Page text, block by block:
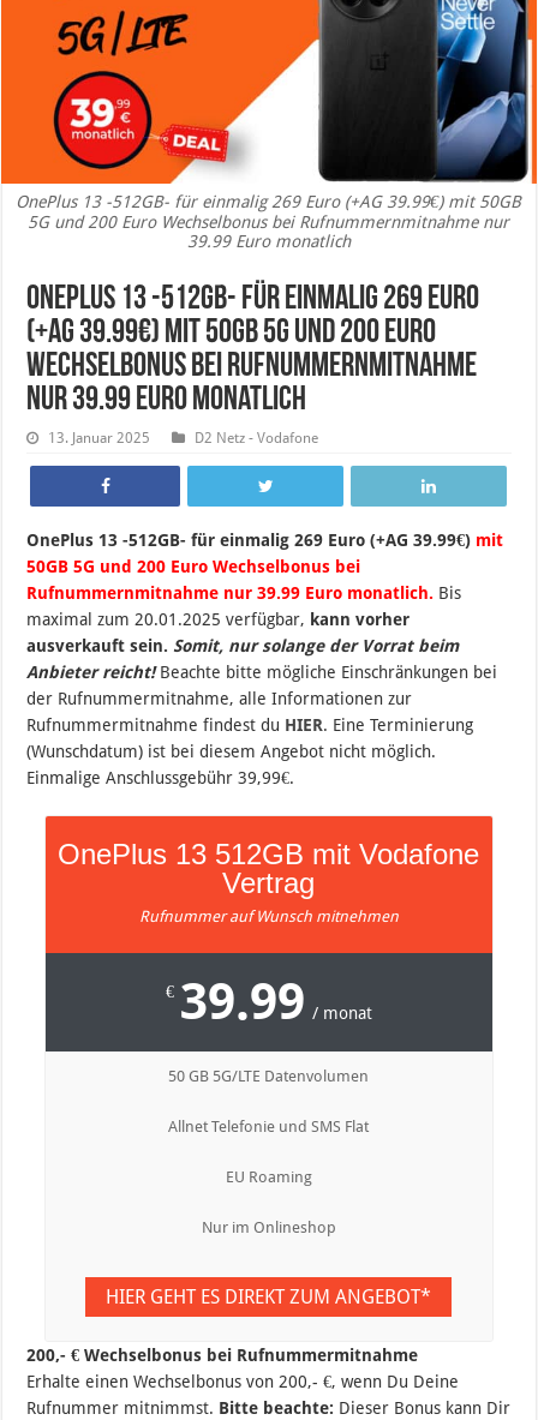
OnePlus 13 -512GB- für einmalig 269 Euro (+AG 39.99€) mit 50GB
5G und 200 Euro Wechselbonus bei Rufnummernmitnahme nur
39.99 Euro monatlich
OnePlus 13 -512GB- für einmalig 269 Euro
(+AG 39.99€) mit 50GB 5G und 200 Euro
Wechselbonus bei Rufnummernmitnahme
nur 39.99 Euro monatlich
13. Januar 2025 D2 Netz - Vodafone
OnePlus 13 -512GB- für einmalig 269 Euro (+AG 39.99€) mit
50GB 5G und 200 Euro Wechselbonus bei
Rufnummernmitnahme nur 39.99 Euro monatlich. Bis
maximal zum 20.01.2025 verfügbar, kann vorher
ausverkauft sein. Somit, nur solange der Vorrat beim
Anbieter reicht!Beachte bitte mögliche Einschränkungen bei
der Rufnummermitnahme, alle Informationen zur
Rufnummermitnahme findest du HIER. Eine Terminierung
(Wunschdatum) ist bei diesem Angebot nicht möglich.
Einmalige Anschlussgebühr 39,99€.
OnePlus 13 512GB mit Vodafone
Vertrag
Rufnummer auf Wunsch mitnehmen
€ 39.99 / monat
50 GB 5G/LTE Datenvolumen
Allnet Telefonie und SMS Flat
EU Roaming
Nur im Onlineshop
HIER GEHT ES DIREKT ZUM ANGEBOT*
200,- € Wechselbonus bei Rufnummermitnahme
Erhalte einen Wechselbonus von 200,- €, wenn Du Deine
Rufnummer mitnimmst. Bitte beachte: Dieser Bonus kann Dir